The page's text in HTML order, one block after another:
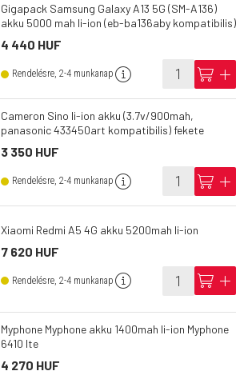
Gigapack Samsung Galaxy A13 5G (SM-A136)
akku 5000 mah li-ion (eb-ba136aby kompatibilis)
4 440 HUF
Rendelésre, 2-4 munkanap info cart add
Cameron Sino li-ion akku (3.7v/900mah,
panasonic 433450art kompatibilis) fekete
3 350 HUF
Rendelésre, 2-4 munkanap info cart add
Xiaomi Redmi A5 4G akku 5200mah li-ion
7 620 HUF
Rendelésre, 2-4 munkanap info cart add
Myphone Myphone akku 1400mah li-ion Myphone
6410 lte
4 270 HUF